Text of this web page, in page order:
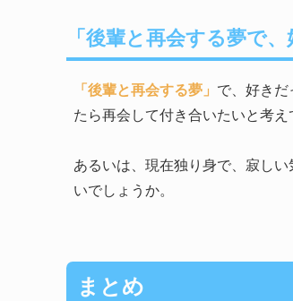
「後輩と再会する夢で
「後輩と再会する夢」 で、好きだ
たら再会して付き合いたいと考え
あるいは、現在独り身で、寂し
いでしょうか。
まとめ